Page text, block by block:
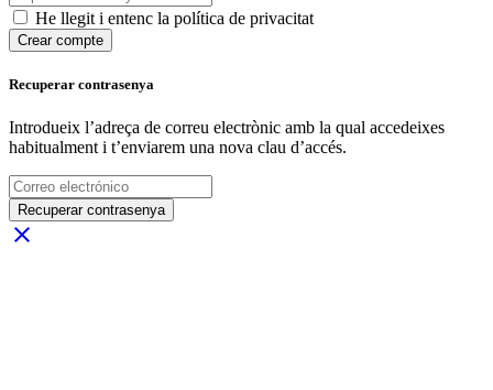
He llegit i entenc la política de privacitat
Crear compte
Recuperar contrasenya
Introdueix l’adreça de correu electrònic amb la qual accedeixes
habitualment i t’enviarem una nova clau d’accés.
Recuperar contrasenya
close